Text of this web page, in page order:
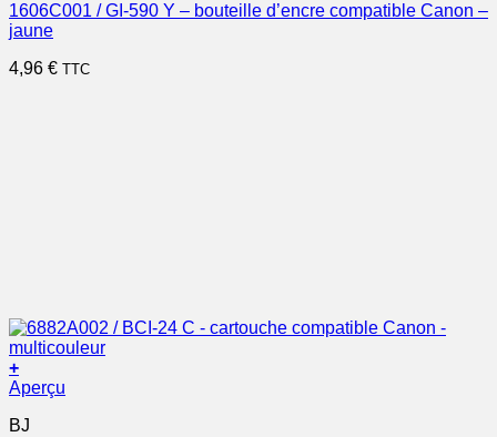
1606C001 / GI-590 Y – bouteille d’encre compatible Canon –
jaune
4,96 € TTC
+
Aperçu
BJ